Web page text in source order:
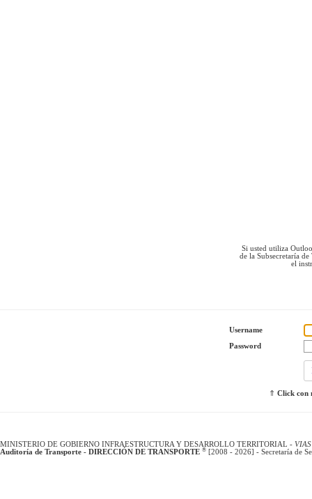
Si usted utiliza
de la Subsecretaría
el
Username
Password
⇑ Click con
MINISTERIO DE GOBIERNO INFRAESTRUCTURA Y DESARROLLO TERRITORIAL -
Auditoría de Transporte - DIRECCIÓN DE TRANSPORTE ® [2008 - 2026] - Secretaría de